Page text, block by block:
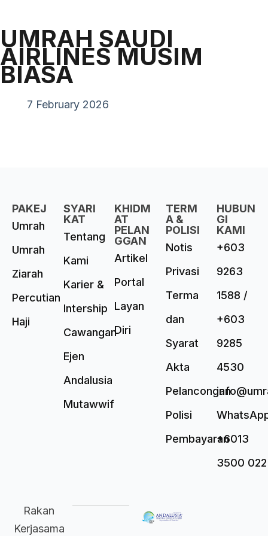
UMRAH SAUDI
AIRLINES MUSIM
BIASA
7 February 2026
PAKEJ
Umrah
Umrah
Ziarah
Percutian
Haji
SYARI
KAT
Tentang
Kami
Karier &
Intership
Cawangan
Ejen
Andalusia
Mutawwif
KHIDM
AT
PELAN
GGAN
Artikel
Portal
Layan
Diri
TERM
A &
POLISI
Notis
Privasi
Terma
dan
Syarat
Akta
Pelancongan
Polisi
Pembayaran
HUBUN
GI
KAMI
+603
9263
1588 /
+603
9285
4530
+6013
3500 022
Rakan
Kerjasama